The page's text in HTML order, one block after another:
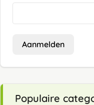
Aanmelden
Populaire